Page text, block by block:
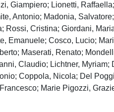
Giampiero; Lionetti,
Antonio; Madonia,
Rossi, Cristina; Giordani,
Emanuele; Cosco, Lucio;
Maserati, Renato;
Claudio; Lichtner,
Coppola, Nicola; Del
Marie Pigozzi,